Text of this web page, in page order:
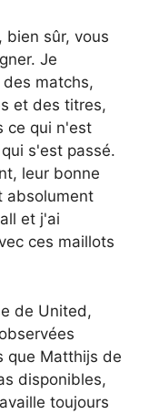
bien sûr, vous
Je
matchs,
et des titres,
ce qui n'est
s'est passé.
leur bonne
absolument
et j'ai
ces maillots
de United,
que Matthijs de
disponibles,
toujours